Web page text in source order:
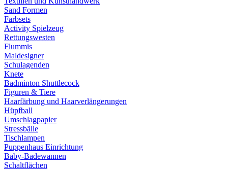
Sand Formen
Farbsets
Activity Spielzeug
Rettungswesten
Flummis
Maldesigner
Schulagenden
Knete
Badminton Shuttlecock
Figuren & Tiere
Haarfärbung und Haarverlängerungen
Hüpfball
Umschlagpapier
Stressbälle
Tischlampen
Puppenhaus Einrichtung
Baby-Badewannen
Schaltflächen